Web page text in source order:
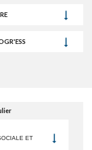
ET